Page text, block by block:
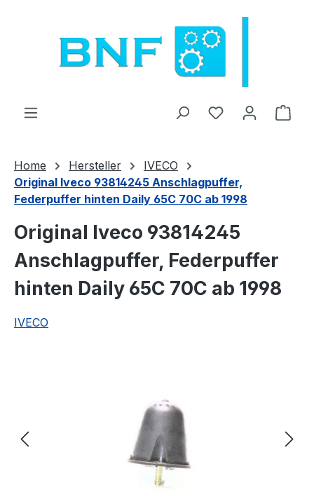
Tienes 0 El
Home Hersteller
IVECO
Original Iveco 93814245 Anschlagpuffer,
Federpuffer hinten Daily 65C 70C ab 1998
Original Iveco 93814245
Anschlagpuffer, Federpuffer
hinten Daily 65C 70C ab 1998
IVECO